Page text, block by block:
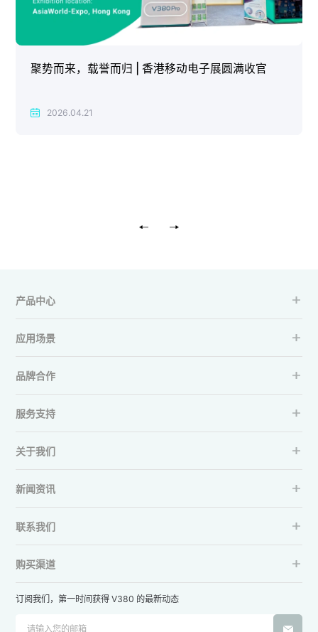
聚势而来，载誉而归 | 香港移动电子展圆满收官
2026.04.21
产品中心
应用场景
品牌合作
服务支持
关于我们
新闻资讯
联系我们
购买渠道
订阅我们，第一时间获得 V380 的最新动态